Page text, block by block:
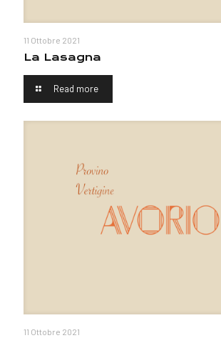
11 Ottobre 2021
La Lasagna
Read more
11 Ottobre 2021